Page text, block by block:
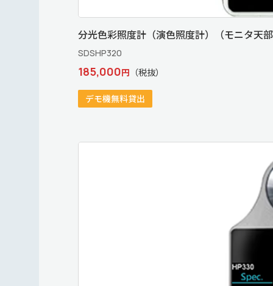
分光色彩照度計（演色照度計）（モニタ天
SDSHP320
185,000円 （税抜）
デモ機無料貸出